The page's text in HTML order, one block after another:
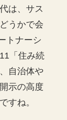
は、サス
うかで会
トナーシ
「住み続
自治体や
示の高度
すね。